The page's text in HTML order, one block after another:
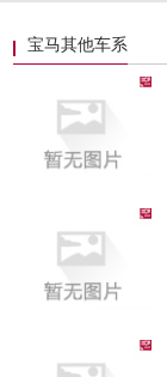
宝马其他车系